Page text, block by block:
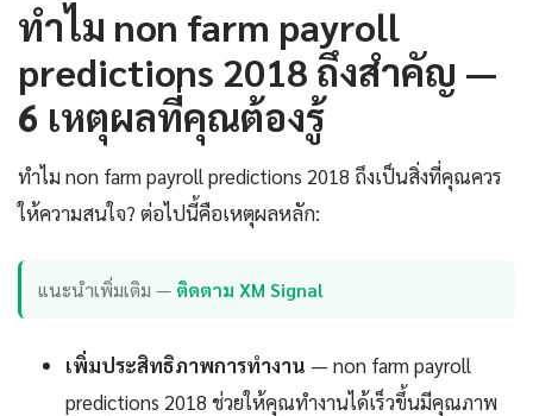
ทำไม non farm payroll
predictions 2018 ถึงสำคัญ —
6 เหตุผลที่คุณต้องรู้
ทำไม non farm payroll predictions 2018 ถึงเป็นสิ่งที่คุณควร
ให้ความสนใจ? ต่อไปนี้คือเหตุผลหลัก:
แนะนำเพิ่มเติม — ติดตาม XM Signal
เพิ่มประสิทธิภาพการทำงาน — non farm payroll
predictions 2018 ช่วยให้คุณทำงานได้เร็วขึ้นมีคุณภาพ